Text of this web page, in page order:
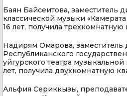
Баян Байсеитова, заместитель
классической музыки
16 лет, получила трехкомнатную
Надирям Омарова, заместитель
Республиканского
уйгурского театра
лет, получила двухкомнатную
Альфия Сериккызы,